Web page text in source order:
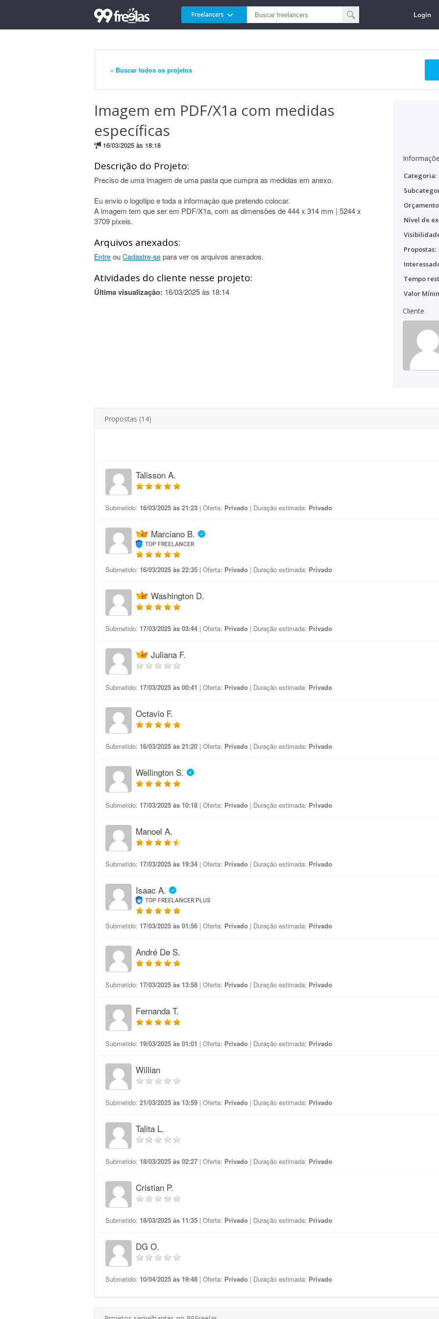
Freelancers Login
« Buscar todos os projetos
Imagem em PDF/X1a com medidas
específicas
16/03/2025 às 18:18
Descrição do Projeto:
Preciso de uma imagem de uma pasta que cumpra as medidas em anexo.
Eu envio o logotipo e toda a informação que pretendo colocar.
A imagem tem que ser em PDF/X1a, com as dimensões de 444 x 314 mm | 5244 x
3709 píxeis.
Arquivos anexados:
Entre ou Cadastre-se para ver os arquivos anexados.
Atividades do cliente nesse projeto:
Última visualização: 16/03/2025 às 18:14
Categoria:
Nível de
Propostas:
Tempo
Valor
Cliente
Propostas (14)
Talisson A.
Submetido: 16/03/2025 às 21:23 | Oferta: Privado | Duração estimada: Privado
Marciano B.
TOP FREELANCER
Submetido: 16/03/2025 às 22:35 | Oferta: Privado | Duração estimada: Privado
Washington D.
Submetido: 17/03/2025 às 03:44 | Oferta: Privado | Duração estimada: Privado
Juliana F.
Submetido: 17/03/2025 às 00:41 | Oferta: Privado | Duração estimada: Privado
Octavio F.
Submetido: 16/03/2025 às 21:20 | Oferta: Privado | Duração estimada: Privado
Wellington S.
Submetido: 17/03/2025 às 10:18 | Oferta: Privado | Duração estimada: Privado
Manoel A.
Submetido: 17/03/2025 às 19:34 | Oferta: Privado | Duração estimada: Privado
Isaac A.
TOP FREELANCER PLUS
Submetido: 17/03/2025 às 01:56 | Oferta: Privado | Duração estimada: Privado
André De S.
Submetido: 17/03/2025 às 13:58 | Oferta: Privado | Duração estimada: Privado
Fernanda T.
Submetido: 19/03/2025 às 01:01 | Oferta: Privado | Duração estimada: Privado
Willian
Submetido: 21/03/2025 às 13:59 | Oferta: Privado | Duração estimada: Privado
Talita L.
Submetido: 18/03/2025 às 02:27 | Oferta: Privado | Duração estimada: Privado
Cristian P.
Submetido: 18/03/2025 às 11:35 | Oferta: Privado | Duração estimada: Privado
DG O.
Submetido: 10/04/2025 às 19:48 | Oferta: Privado | Duração estimada: Privado